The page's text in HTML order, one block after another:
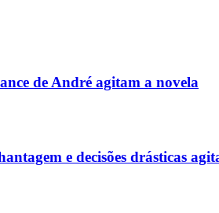
de André agitam a novela
e decisões drásticas